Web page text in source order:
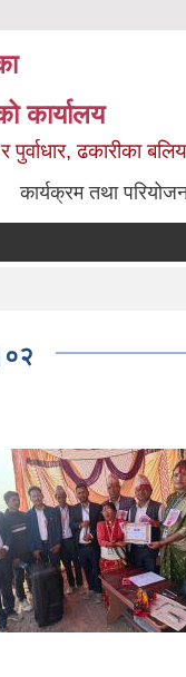
कार्यालय
पुर्वाधार, ढकारीका
कार्यक्रम तथा